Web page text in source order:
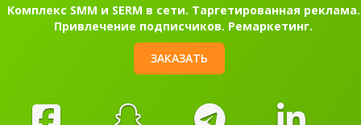
Комплекс SMM и SERM в сети. Таргетированная реклама.
Привлечение подписчиков. Ремаркетинг.
ЗАКАЗАТЬ